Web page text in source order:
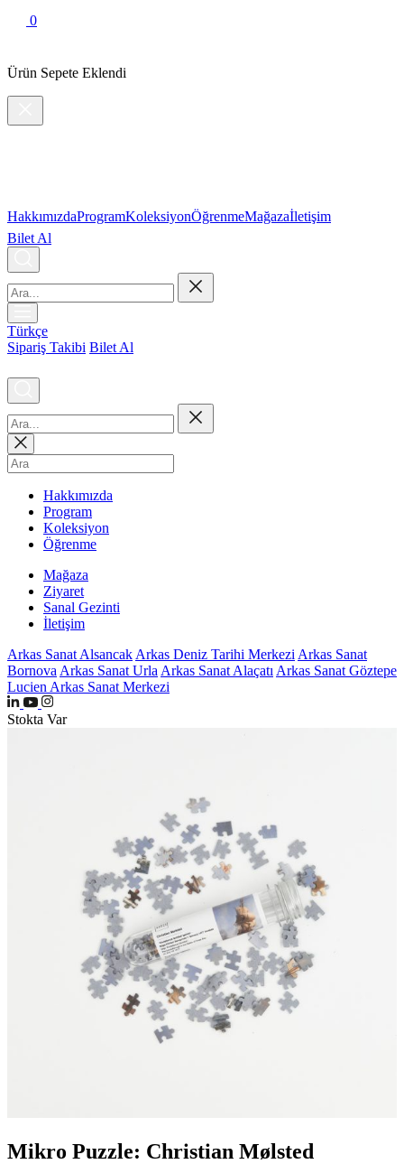
0
Ürün Sepete Eklendi
HakkımızdaProgramKoleksiyonÖğrenmeMağazaİletişim
Bilet Al
Türkçe
Sipariş Takibi Bilet Al
Hakkımızda
Program
Koleksiyon
Öğrenme
Mağaza
Ziyaret
Sanal Gezinti
İletişim
Arkas Sanat Alsancak Arkas Deniz Tarihi Merkezi Arkas Sanat
Bornova Arkas Sanat Urla Arkas Sanat Alaçatı Arkas Sanat Göztepe
Lucien Arkas Sanat Merkezi
Stokta Var
Mikro Puzzle: Christian Mølsted